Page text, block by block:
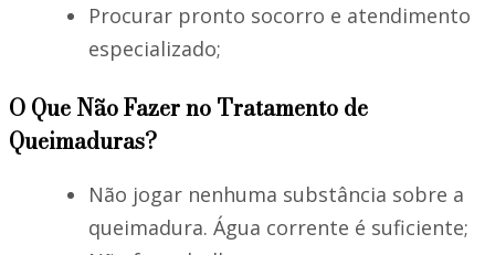
Procurar pronto socorro e atendimento
especializado;
O Que Não Fazer no Tratamento de
Queimaduras?
Não jogar nenhuma substância sobre a
queimadura. Água corrente é suficiente;